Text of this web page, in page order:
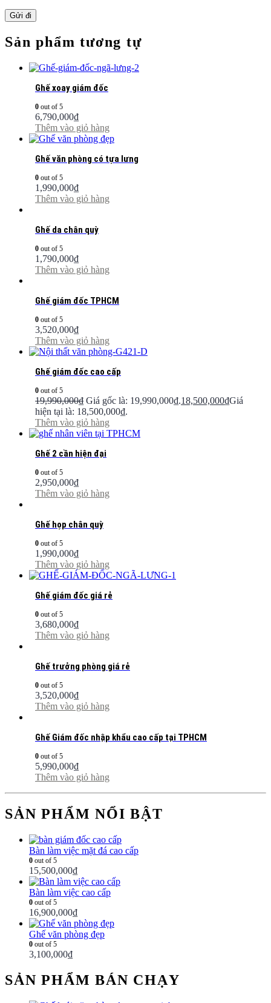
Sản phẩm tương tự
Ghế xoay giám đốc
0 out of 5
6,790,000₫
Thêm vào giỏ hàng
Ghế văn phòng có tựa lưng
0 out of 5
1,990,000₫
Thêm vào giỏ hàng
Ghế da chân quỳ
0 out of 5
1,790,000₫
Thêm vào giỏ hàng
Ghế giám đốc TPHCM
0 out of 5
3,520,000₫
Thêm vào giỏ hàng
Ghế giám đốc cao cấp
0 out of 5
19,990,000₫ Giá gốc là: 19,990,000₫.18,500,000₫Giá
hiện tại là: 18,500,000₫.
Thêm vào giỏ hàng
Ghế 2 cần hiện đại
0 out of 5
2,950,000₫
Thêm vào giỏ hàng
Ghế họp chân quỳ
0 out of 5
1,990,000₫
Thêm vào giỏ hàng
Ghế giám đốc giá rẻ
0 out of 5
3,680,000₫
Thêm vào giỏ hàng
Ghế trưởng phòng giá rẻ
0 out of 5
3,520,000₫
Thêm vào giỏ hàng
Ghế Giám đốc nhập khẩu cao cấp tại TPHCM
0 out of 5
5,990,000₫
Thêm vào giỏ hàng
SẢN PHẨM NỔI BẬT
Bàn làm việc mặt đá cao cấp
0 out of 5
15,500,000₫
Bàn làm việc cao cấp
0 out of 5
16,900,000₫
Ghế văn phòng đẹp
0 out of 5
3,100,000₫
SẢN PHẨM BÁN CHẠY